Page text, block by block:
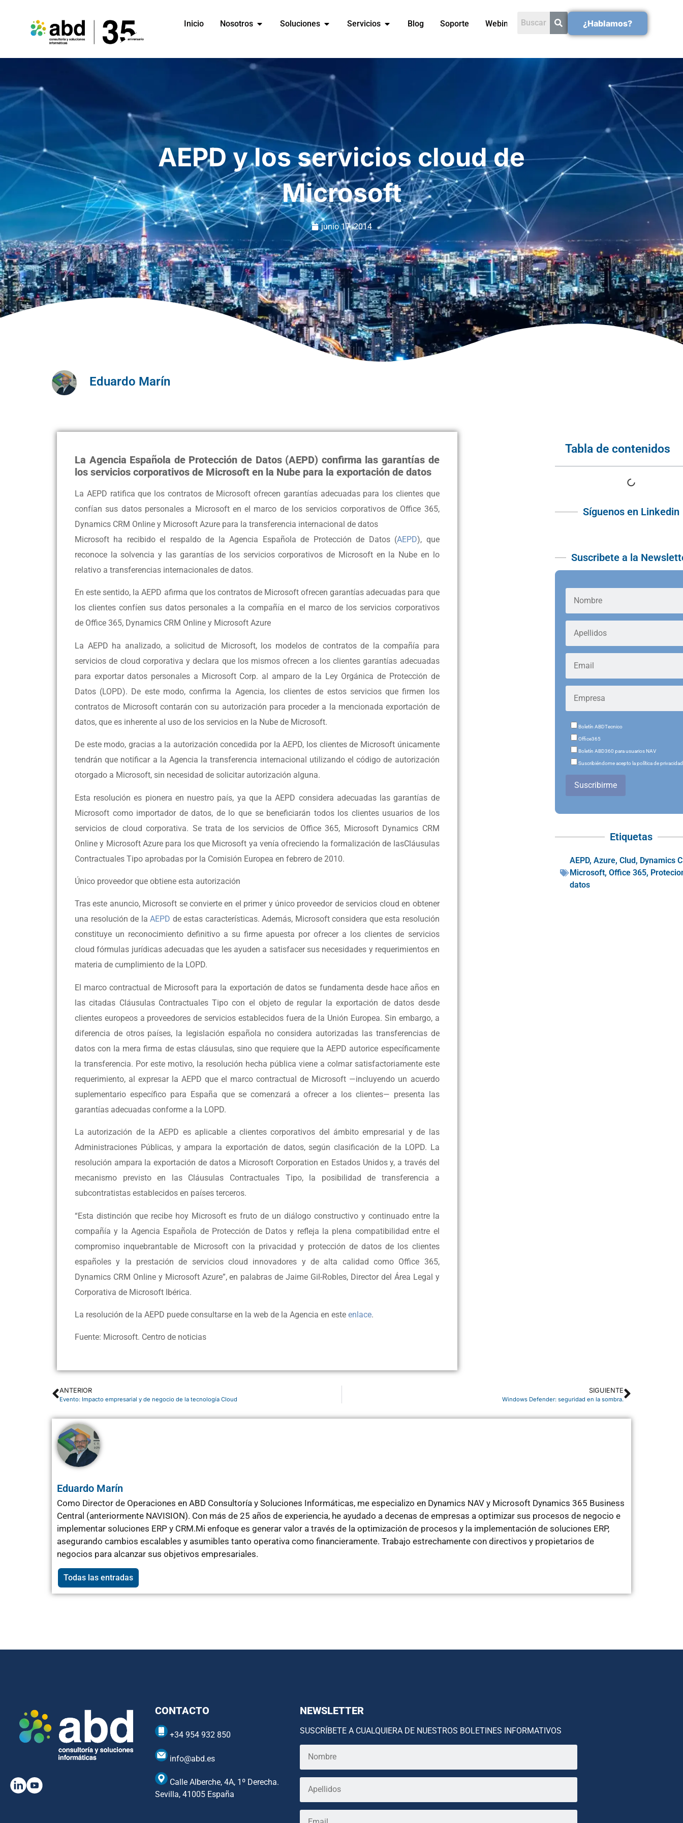
Inicio Nosotros Soluciones Servicios Blog Soporte Webinars ¿Hablamos?
AEPD y los servicios cloud de
Microsoft
junio 17, 2014
Eduardo Marín
La Agencia Española de Protección de Datos (AEPD) confirma las garantías de
los servicios corporativos de Microsoft en la Nube para la exportación de datos
La AEPD ratifica que los contratos de Microsoft ofrecen garantías adecuadas para los clientes que
confían sus datos personales a Microsoft en el marco de los servicios corporativos de Office 365,
Dynamics CRM Online y Microsoft Azure para la transferencia internacional de datos
Microsoft ha recibido el respaldo de la Agencia Española de Protección de Datos (AEPD), que
reconoce la solvencia y las garantías de los servicios corporativos de Microsoft en la Nube en lo
relativo a transferencias internacionales de datos.
En este sentido, la AEPD afirma que los contratos de Microsoft ofrecen garantías adecuadas para que
los clientes confíen sus datos personales a la compañía en el marco de los servicios corporativos
de Office 365, Dynamics CRM Online y Microsoft Azure
La AEPD ha analizado, a solicitud de Microsoft, los modelos de contratos de la compañía para
servicios de cloud corporativa y declara que los mismos ofrecen a los clientes garantías adecuadas
para exportar datos personales a Microsoft Corp. al amparo de la Ley Orgánica de Protección de
Datos (LOPD). De este modo, confirma la Agencia, los clientes de estos servicios que firmen los
contratos de Microsoft contarán con su autorización para proceder a la mencionada exportación de
datos, que es inherente al uso de los servicios en la Nube de Microsoft.
De este modo, gracias a la autorización concedida por la AEPD, los clientes de Microsoft únicamente
tendrán que notificar a la Agencia la transferencia internacional utilizando el código de autorización
otorgado a Microsoft, sin necesidad de solicitar autorización alguna.
Esta resolución es pionera en nuestro país, ya que la AEPD considera adecuadas las garantías de
Microsoft como importador de datos, de lo que se beneficiarán todos los clientes usuarios de los
servicios de cloud corporativa. Se trata de los servicios de Office 365, Microsoft Dynamics CRM
Online y Microsoft Azure para los que Microsoft ya venía ofreciendo la formalización de lasCláusulas
Contractuales Tipo aprobadas por la Comisión Europea en febrero de 2010.
Único proveedor que obtiene esta autorización
Tras este anuncio, Microsoft se convierte en el primer y único proveedor de servicios cloud en obtener
una resolución de laAEPD de estas características. Además, Microsoft considera que esta resolución
constituye un reconocimiento definitivo a su firme apuesta por ofrecer a los clientes de servicios
cloud fórmulas jurídicas adecuadas que les ayuden a satisfacer sus necesidades y requerimientos en
materia de cumplimiento de la LOPD.
El marco contractual de Microsoft para la exportación de datos se fundamenta desde hace años en
las citadas Cláusulas Contractuales Tipo con el objeto de regular la exportación de datos desde
clientes europeos a proveedores de servicios establecidos fuera de la Unión Europea. Sin embargo, a
diferencia de otros países, la legislación española no considera autorizadas las transferencias de
datos con la mera firma de estas cláusulas, sino que requiere que la AEPD autorice específicamente
la transferencia. Por este motivo, la resolución hecha pública viene a colmar satisfactoriamente este
requerimiento, al expresar la AEPD que el marco contractual de Microsoft —incluyendo un acuerdo
suplementario específico para España que se comenzará a ofrecer a los clientes— presenta las
garantías adecuadas conforme a la LOPD.
La autorización de la AEPD es aplicable a clientes corporativos del ámbito empresarial y de las
Administraciones Públicas, y ampara la exportación de datos, según clasificación de la LOPD. La
resolución ampara la exportación de datos a Microsoft Corporation en Estados Unidos y, a través del
mecanismo previsto en las Cláusulas Contractuales Tipo, la posibilidad de transferencia a
subcontratistas establecidos en países terceros.
“Esta distinción que recibe hoy Microsoft es fruto de un diálogo constructivo y continuado entre la
compañía y la Agencia Española de Protección de Datos y refleja la plena compatibilidad entre el
compromiso inquebrantable de Microsoft con la privacidad y protección de datos de los clientes
españoles y la prestación de servicios cloud innovadores y de alta calidad como Office 365,
Dynamics CRM Online y Microsoft Azure”, en palabras de Jaime Gil-Robles, Director del Área Legal y
Corporativa de Microsoft Ibérica.
La resolución de la AEPD puede consultarse en la web de la Agencia en este enlace.
Fuente: Microsoft. Centro de noticias
Tabla de contenidos
Síguenos en Linkedin
Suscribete a la
Boletín ABDTecnico
Office365
Boletín ABD360 para usuarios NAV
Suscribiéndome acepto la política de privacidad
Suscribirme
Etiquetas
AEPD,Azure,Clud, Dynamics
Microsoft,Office 365,
datos
ANTERIOR
Evento: Impacto empresarial y de negocio de la tecnología Cloud
SIGUIENTE
Windows Defender: seguridad en la sombra.
Eduardo Marín
Como Director de Operaciones en ABD Consultoría y Soluciones Informáticas, me especializo en Dynamics NAV y Microsoft Dynamics 365 Business
Central (anteriormente NAVISION). Con más de 25 años de experiencia, he ayudado a decenas de empresas a optimizar sus procesos de negocio e
implementar soluciones ERP y CRM.Mi enfoque es generar valor a través de la optimización de procesos y la implementación de soluciones ERP,
asegurando cambios escalables y asumibles tanto operativa como financieramente. Trabajo estrechamente con directivos y propietarios de
negocios para alcanzar sus objetivos empresariales.
Todas las entradas
CONTACTO
+34 954 932 850
info@abd.es
Calle Alberche, 4A, 1º Derecha.
Sevilla, 41005 España
NEWSLETTER
SUSCRÍBETE A CUALQUIERA DE NUESTROS BOLETINES INFORMATIVOS